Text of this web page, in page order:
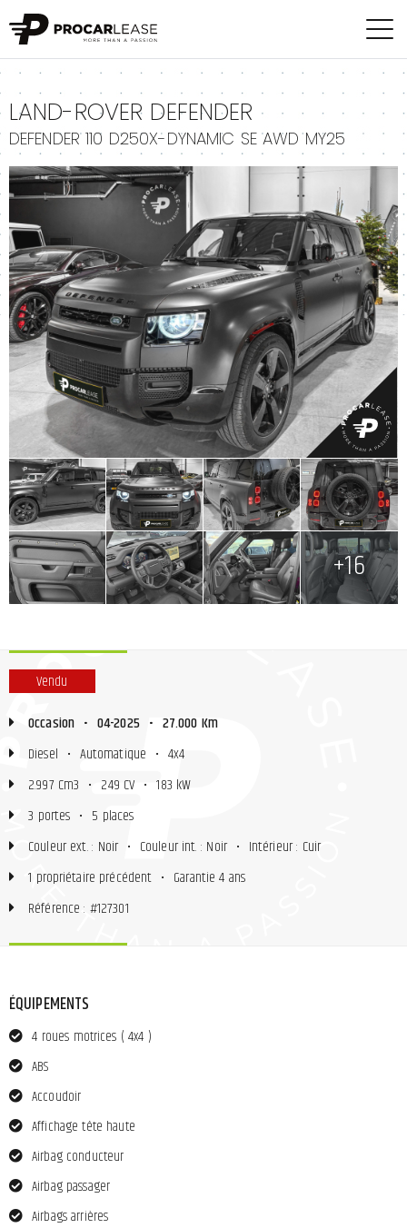
LAND-ROVER DEFENDER
DEFENDER 110 D250X-DYNAMIC SE AWD MY25
+ + +
+
+
+
+
+16
Vendu
Occasion • 04-2025 • 27.000 Km
Diesel • Automatique • 4x4
2.997 Cm3 • 249 CV • 183 kW
3 portes • 5 places
Couleur ext. : Noir • Couleur int. : Noir • Intérieur : Cuir
1 propriétaire précédent • Garantie 4 ans
Référence : #127301
ÉQUIPEMENTS
4 roues motrices ( 4x4 )
ABS
Accoudoir
Affichage tête haute
Airbag conducteur
Airbag passager
Airbags arrières